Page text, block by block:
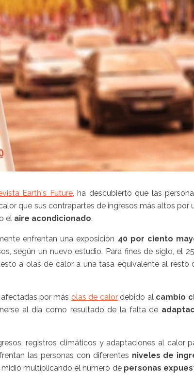
Earth's Future, ha descubierto que las
que sus contrapartes de ingresos más altos por
el aire acondicionado.
enfrentan una exposición 40 por ciento
según un nuevo estudio. Para fines de siglo, el
a olas de calor a una tasa equivalente al resto
por más olas de calordebido al cambio
al día como resultado de la falta de
registros climáticos y adaptaciones al calor
las personas con diferentes niveles de
multiplicando el número de personas